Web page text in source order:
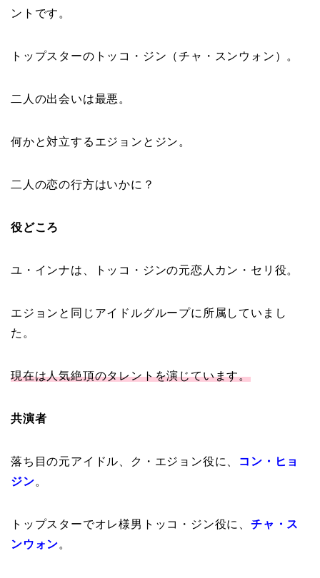
ントです。
トップスターのトッコ・ジン（チャ・スンウォン）。
二人の出会いは最悪。
何かと対立するエジョンとジン。
二人の恋の行方はいかに？
役どころ
ユ・インナは、トッコ・ジンの元恋人カン・セリ役。
エジョンと同じアイドルグループに所属していまし
た。
現在は人気絶頂のタレントを演じています。
共演者
落ち目の元アイドル、ク・エジョン役に、
コン・ヒョ
ジン。
トップスターでオレ様男トッコ・ジン役に、 チャ・ス
ンウォン。